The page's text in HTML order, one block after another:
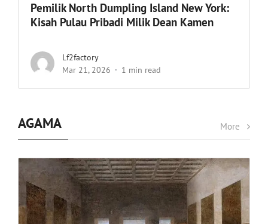
Pemilik North Dumpling Island New York:
Kisah Pulau Pribadi Milik Dean Kamen
Lf2factory
Mar 21, 2026
1 min read
AGAMA More